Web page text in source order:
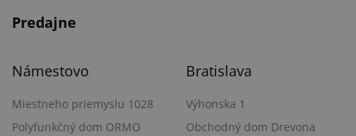
Predajne
Námestovo
Miestneho priemyslu 1028
Polyfunkčný dom ORMO
Bratislava
Výhonska 1
Obchodný dom Drevona